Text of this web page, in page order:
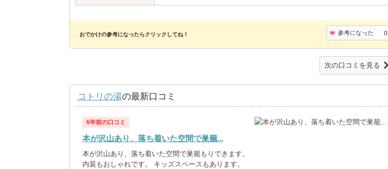
おでかけの参考になったらクリックしてね！ 参考になった 0
次の口コミを見る
コトリの湯の最新口コミ
6年前の口コミ
本が沢山あり、落ち着いた空間で巣籠...
本が沢山あり、落ち着いた空間で巣籠もりできます。
内装もおしゃれです。 キッズスペースもあります。